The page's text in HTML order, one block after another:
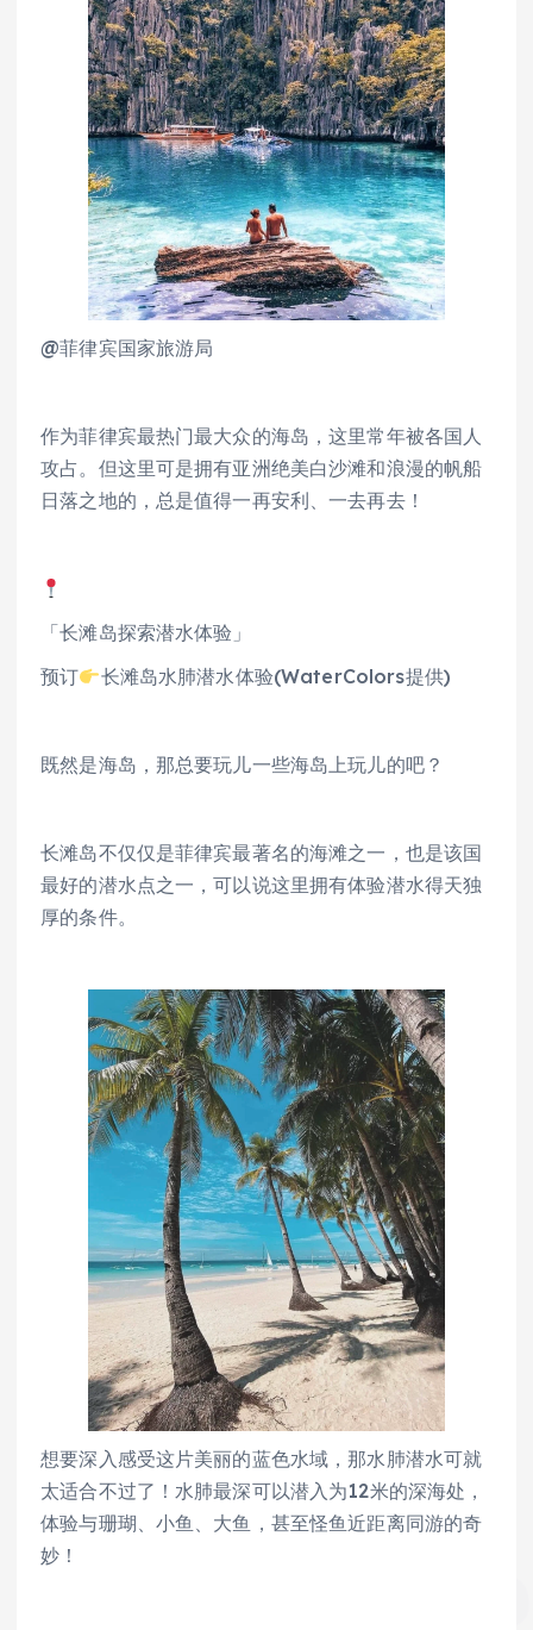
@菲律宾国家旅游局
作为菲律宾最热门最大众的海岛，这里常年被各国人
攻占。但这里可是拥有亚洲绝美白沙滩和浪漫的帆船
日落之地的，总是值得一再安利、一去再去！
「长滩岛探索潜水体验」
预订
长滩岛水肺潜水体验(WaterColors提供)
既然是海岛，那总要玩儿一些海岛上玩儿的吧？
长滩岛不仅仅是菲律宾最著名的海滩之一，也是该国
最好的潜水点之一，可以说这里拥有体验潜水得天独
厚的条件。
想要深入感受这片美丽的蓝色水域，那水肺潜水可就
太适合不过了！水肺最深可以潜入为12米的深海处，
体验与珊瑚、小鱼、大鱼，甚至怪鱼近距离同游的奇
妙！